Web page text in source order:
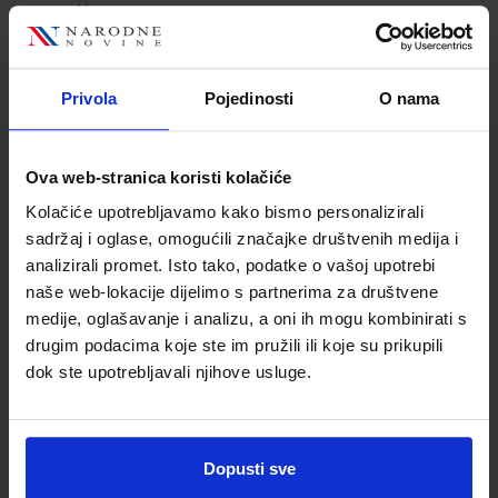
Privola Pojedinosti O nama
Ova web-stranica koristi kolačiće
Kolačiće upotrebljavamo kako bismo personalizirali
sadržaj i oglase, omogućili značajke društvenih medija i
analizirali promet. Isto tako, podatke o vašoj upotrebi
naše web-lokacije dijelimo s partnerima za društvene
medije, oglašavanje i analizu, a oni ih mogu kombinirati s
drugim podacima koje ste im pružili ili koje su prikupili
dok ste upotrebljavali njihove usluge.
Dopusti sve
Autor(i):Lukić Marić Zerdun Varga Krmpotić-Gržančić
Nakladnik:ŠKOLSKA KNJIGA d.d.
Registarski broj ministarstva:
SKU:567463 CIJENA:13,60 €
Udžbenik Omot
GEA 4; udžbenik za geografiju u osmom razredu OŠ s
dodatnim digitalnim sadržajima
Autor(i):
Danijel Orešić Igor Tišma Ružica Vuk Alenka Bujan
SKU:569175 CIJENA:12,04 €
ŠIFRA OMOTA:500175
Omot